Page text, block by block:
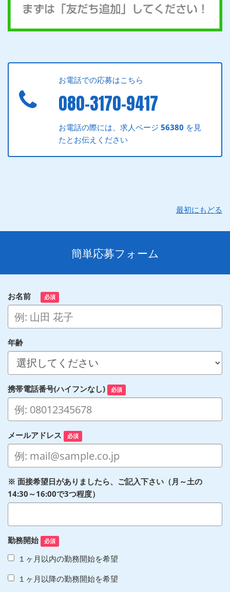
お電話での応募はこちら
080-3170-9417
お電話の際には、求人ページ56380 を見
たとお伝えください
最初にもどる
簡単応募フォーム
お名前 必須
年齢
携帯電話番号(ハイフンなし) 必須
メールアドレス 必須
※ 面接希望日がありましたら、ご記入下さい（月～土の
14:30～16:00で3つ程度）
勤務開始 必須
１ヶ月以内の勤務開始を希望
１ヶ月以降の勤務開始を希望